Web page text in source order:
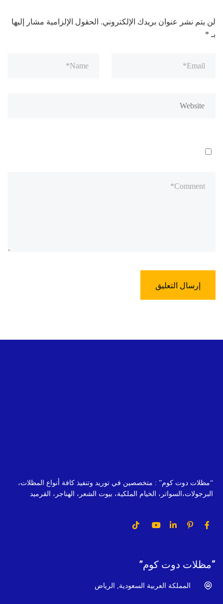
لن يتم نشر عنوان بريدك الإلكتروني. الحقول الإلزامية مشار إليها
بـ *
“مظلات دوت كوم” : متخصصين في توريد وتنفيذ كافة أنواع المظلات،
البرجولات،السواتر، الخيام الملكية، بيوت الشعر، الهناجر، القرميد
“مظلات دوت كوم”
المملكة العربية السعودية, الرياض